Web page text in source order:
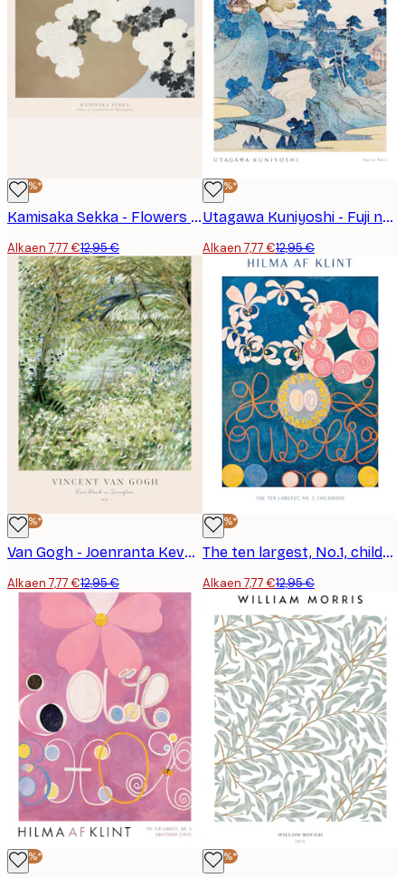
-40%*
Kamisaka Sekka - Flowers of a Hundred Worlds (Momoyogusa) Juliste
Alkaen 7,77 €12,95 €
-40%*
Utagawa Kuniyoshi - Fuji no Yukei Juliste
Alkaen 7,77 €12,95 €
-40%*
Van Gogh - Joenranta Keväällä Juliste
Alkaen 7,77 €12,95 €
-40%*
The ten largest, No.1, childhood by Hilma Af Klint Juliste
Alkaen 7,77 €12,95 €
-40%* -40%*